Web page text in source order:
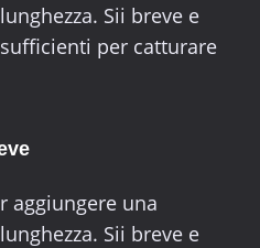
Sii breve e
per catturare
aggiungere una
Sii breve e